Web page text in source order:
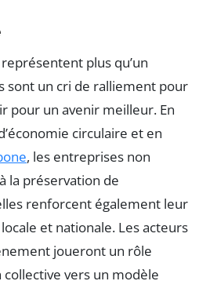
plus qu’un
sont un cri de ralliement pour
pour un avenir meilleur. En
circulaire et en
, les entreprises non
la préservation de
renforcent également leur
et nationale. Les acteurs
joueront un rôle
vers un modèle